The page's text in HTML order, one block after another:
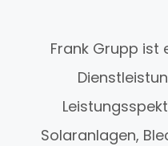
Frank Grupp ist
Solaranlagen,